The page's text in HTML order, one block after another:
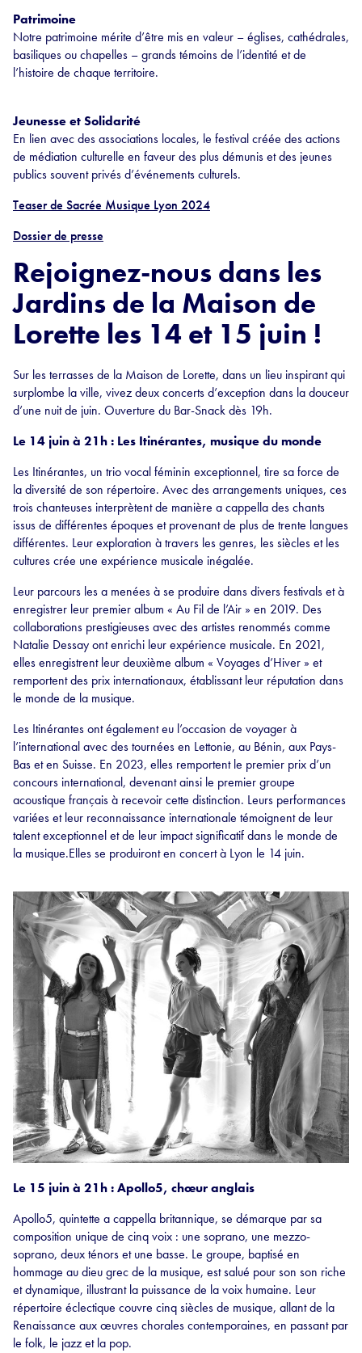
Patrimoine
Notre patrimoine mérite d’être mis en valeur – églises, cathédrales,
basiliques ou chapelles – grands témoins de l’identité et de
l’histoire de chaque territoire.
Jeunesse et Solidarité
En lien avec des associations locales, le festival créée des actions
de médiation culturelle en faveur des plus démunis et des jeunes
publics souvent privés d’événements culturels.
Teaser de Sacrée Musique Lyon 2024
Dossier de presse
Rejoignez-nous dans les
Jardins de la Maison de
Lorette les 14 et 15 juin !
Sur les terrasses de la Maison de Lorette, dans un lieu inspirant qui
surplombe la ville, vivez deux concerts d’exception dans la douceur
d’une nuit de juin. Ouverture du Bar-Snack dès 19h.
Le 14 juin à 21h : Les Itinérantes, musique du monde
Les Itinérantes, un trio vocal féminin exceptionnel, tire sa force de
la diversité de son répertoire. Avec des arrangements uniques, ces
trois chanteuses interprètent de manière a cappella des chants
issus de différentes époques et provenant de plus de trente langues
différentes. Leur exploration à travers les genres, les siècles et les
cultures crée une expérience musicale inégalée.
Leur parcours les a menées à se produire dans divers festivals et à
enregistrer leur premier album « Au Fil de l’Air » en 2019. Des
collaborations prestigieuses avec des artistes renommés comme
Natalie Dessay ont enrichi leur expérience musicale. En 2021,
elles enregistrent leur deuxième album « Voyages d’Hiver » et
remportent des prix internationaux, établissant leur réputation dans
le monde de la musique.
Les Itinérantes ont également eu l’occasion de voyager à
l’international avec des tournées en Lettonie, au Bénin, aux Pays-
Bas et en Suisse. En 2023, elles remportent le premier prix d’un
concours international, devenant ainsi le premier groupe
acoustique français à recevoir cette distinction. Leurs performances
variées et leur reconnaissance internationale témoignent de leur
talent exceptionnel et de leur impact significatif dans le monde de
la musique.Elles se produiront en concert à Lyon le 14 juin.
Le 15 juin à 21h : Apollo5, chœur anglais
Apollo5, quintette a cappella britannique, se démarque par sa
composition unique de cinq voix : une soprano, une mezzo-
soprano, deux ténors et une basse. Le groupe, baptisé en
hommage au dieu grec de la musique, est salué pour son son riche
et dynamique, illustrant la puissance de la voix humaine. Leur
répertoire éclectique couvre cinq siècles de musique, allant de la
Renaissance aux œuvres chorales contemporaines, en passant par
le folk, le jazz et la pop.